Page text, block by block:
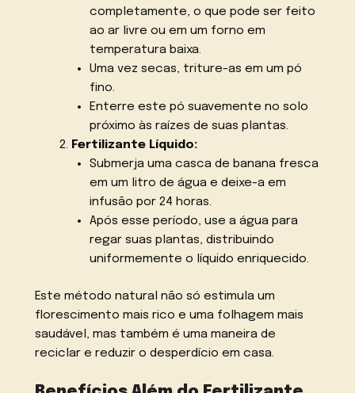
completamente, o que pode ser feito
ao ar livre ou em um forno em
temperatura baixa.
Uma vez secas, triture-as em um pó
fino.
Enterre este pó suavemente no solo
próximo às raízes de suas plantas.
Fertilizante Líquido:
Submerja uma casca de banana fresca
em um litro de água e deixe-a em
infusão por 24 horas.
Após esse período, use a água para
regar suas plantas, distribuindo
uniformemente o líquido enriquecido.
Este método natural não só estimula um
florescimento mais rico e uma folhagem mais
saudável, mas também é uma maneira de
reciclar e reduzir o desperdício em casa.